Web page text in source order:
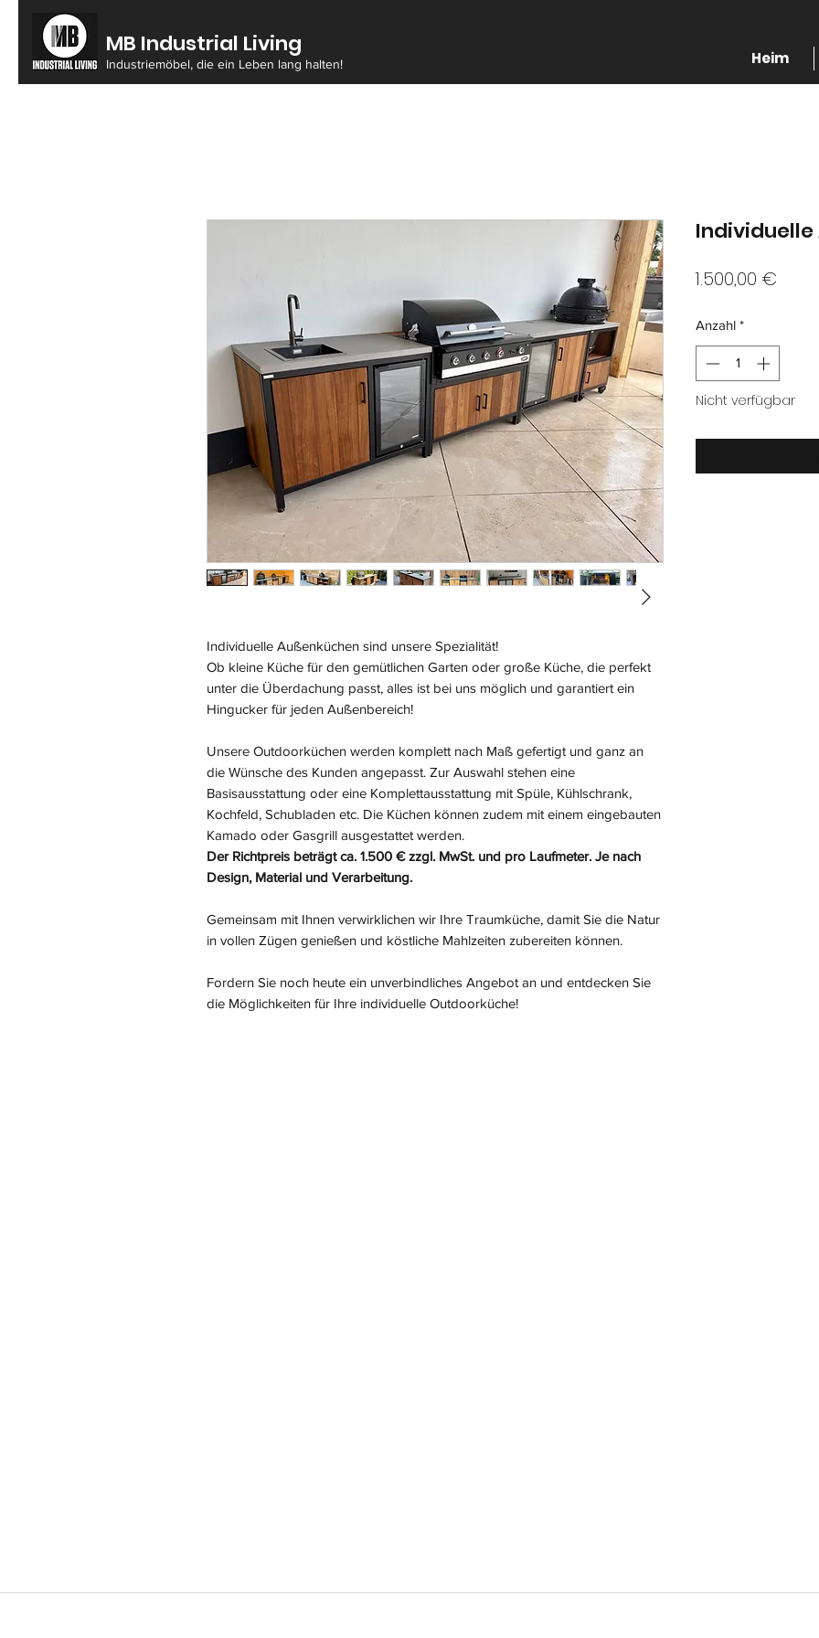
Industriemöbel, die ein Leben lang halten!
MB Industrial Living
Heim
Individuelle Außenküchen sind unsere Spezialität!
Ob kleine Küche für den gemütlichen Garten oder große Küche, die perfekt
unter die Überdachung passt, alles ist bei uns möglich und garantiert ein
Hingucker für jeden Außenbereich!
Unsere Outdoorküchen werden komplett nach Maß gefertigt und ganz an
die Wünsche des Kunden angepasst. Zur Auswahl stehen eine
Basisausstattung oder eine Komplettausstattung mit Spüle, Kühlschrank,
Kochfeld, Schubladen etc. Die Küchen können zudem mit einem eingebauten
Kamado oder Gasgrill ausgestattet werden.
Der Richtpreis beträgt ca. 1.500 € zzgl. MwSt. und pro Laufmeter. Je nach
Design, Material und Verarbeitung.
Gemeinsam mit Ihnen verwirklichen wir Ihre Traumküche, damit Sie die Natur
in vollen Zügen genießen und köstliche Mahlzeiten zubereiten können.
Fordern Sie noch heute ein unverbindliches Angebot an und entdecken Sie
die Möglichkeiten für Ihre individuelle Outdoorküche!
Individuelle
1.500,00 €
Anzahl *
Nicht verfügbar